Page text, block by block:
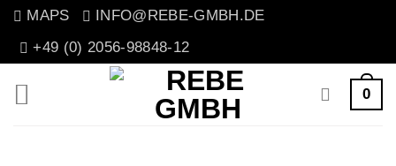
Zum
Inhalt
MAPS
INFO@REBE-GMBH.DE
+49 (0) 2056-98848-12
0